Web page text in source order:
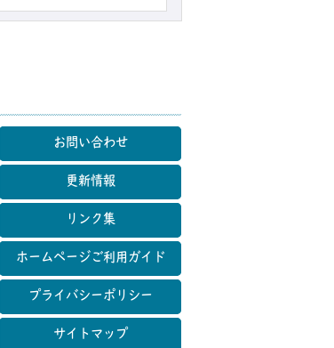
マップ
お問い合わせ
更新情報
リンク集
ホームページご利用ガイド
プライバシーポリシー
サイトマップ